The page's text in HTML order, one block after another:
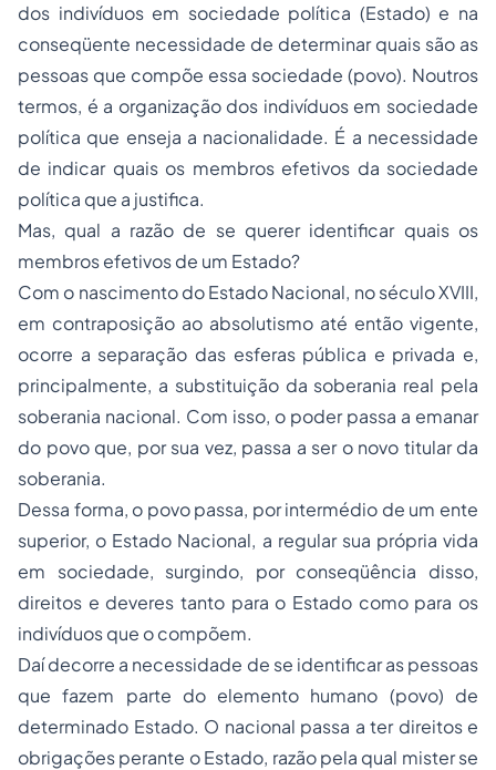
dos indivíduos em sociedade política (Estado) e na
conseqüente necessidade de determinar quais são as
pessoas que compõe essa sociedade (povo). Noutros
termos, é a organização dos indivíduos em sociedade
política que enseja a nacionalidade. É a necessidade
de indicar quais os membros efetivos da sociedade
política que a justifica.
Mas, qual a razão de se querer identificar quais os
membros efetivos de um Estado?
Com o nascimento do Estado Nacional, no século XVIII,
em contraposição ao absolutismo até então vigente,
ocorre a separação das esferas pública e privada e,
principalmente, a substituição da soberania real pela
soberania nacional. Com isso, o poder passa a emanar
do povo que, por sua vez, passa a ser o novo titular da
soberania.
Dessa forma, o povo passa, por intermédio de um ente
superior, o Estado Nacional, a regular sua própria vida
em sociedade, surgindo, por conseqüência disso,
direitos e deveres tanto para o Estado como para os
indivíduos que o compõem.
Daí decorre a necessidade de se identificar as pessoas
que fazem parte do elemento humano (povo) de
determinado Estado. O nacional passa a ter direitos e
obrigações perante o Estado, razão pela qual mister se